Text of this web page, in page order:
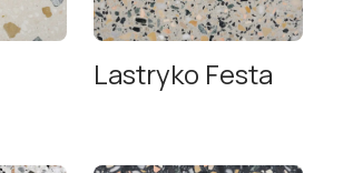
Lastryko Festa